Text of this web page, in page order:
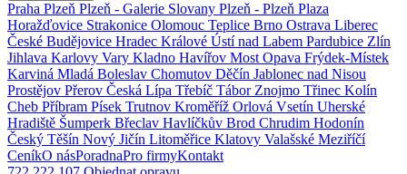
Praha Plzeň Plzeň - Galerie Slovany Plzeň - Plzeň Plaza
Horažďovice Strakonice Olomouc Teplice Brno Ostrava Liberec
České Budějovice Hradec Králové Ústí nad Labem Pardubice Zlín
Jihlava Karlovy Vary Kladno Havířov Most Opava Frýdek-Místek
Karviná Mladá Boleslav Chomutov Děčín Jablonec nad Nisou
Prostějov Přerov Česká Lípa Třebíč Tábor Znojmo Třinec Kolín
Cheb Příbram Písek Trutnov Kroměříž Orlová Vsetín Uherské
Hradiště Šumperk Břeclav Havlíčkův Brod Chrudim Hodonín
Český Těšín Nový Jičín Litoměřice Klatovy Valašské Meziříčí
CeníkO násPoradnaPro firmyKontakt